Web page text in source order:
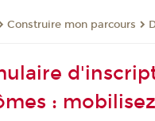
Construire mon parcours
: